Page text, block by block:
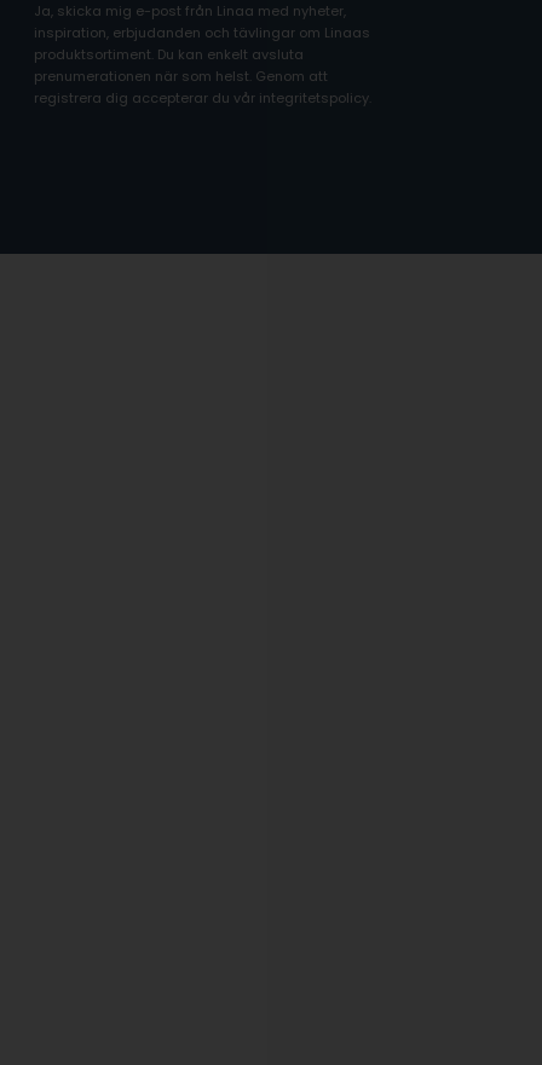
Ja, skicka mig e-post från Linaa med nyheter,
inspiration, erbjudanden och tävlingar om Linaas
produktsortiment. Du kan enkelt avsluta
prenumerationen när som helst. Genom att
registrera dig accepterar du vår integritetspolicy.